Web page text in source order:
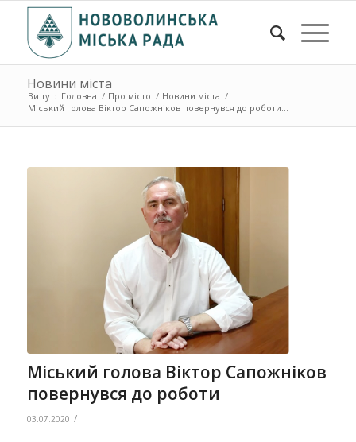
Новини міста
Ви тут: Головна / Про місто / Новини міста /
Міський голова Віктор Сапожніков повернувся до роботи...
Міський голова Віктор Сапожніков
повернувся до роботи
03.07.2020 /